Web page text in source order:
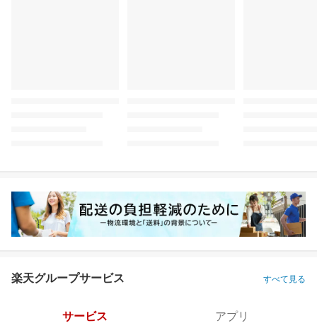
楽天グループサービス すべて見る
サービス アプリ